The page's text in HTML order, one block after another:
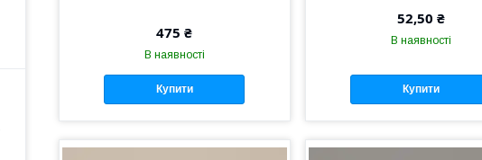
475 ₴
В наявності
Купити
52,50 ₴
В наявності
Купити